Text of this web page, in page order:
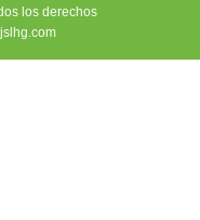
los derechos